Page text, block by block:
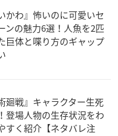
かわ』怖いのに可愛いセ
ンの魅力6選！人魚を2匹
巨体と喋り方のギャップ
廻戦』キャラクター生死
登場人物の生存状況をわ
すく紹介【ネタバレ注